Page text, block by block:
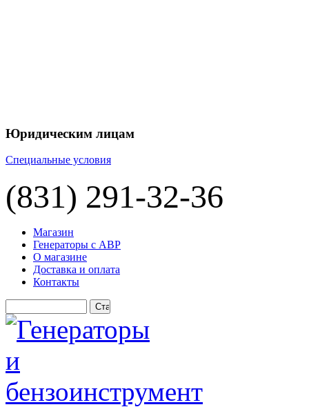
Юридическим лицам
Специальные условия
(831) 291-32-36
Магазин
Генераторы с АВР
О магазине
Доставка и оплата
Контакты